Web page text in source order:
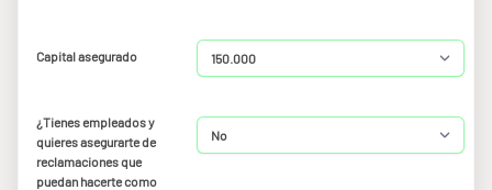
Capital asegurado
¿Tienes empleados y
quieres asegurarte de
reclamaciones que
puedan hacerte como